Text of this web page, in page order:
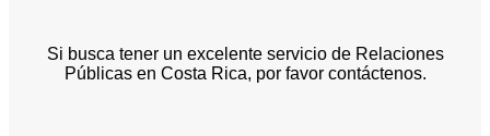
Si busca tener un excelente servicio de Relaciones
Públicas en Costa Rica, por favor contáctenos.